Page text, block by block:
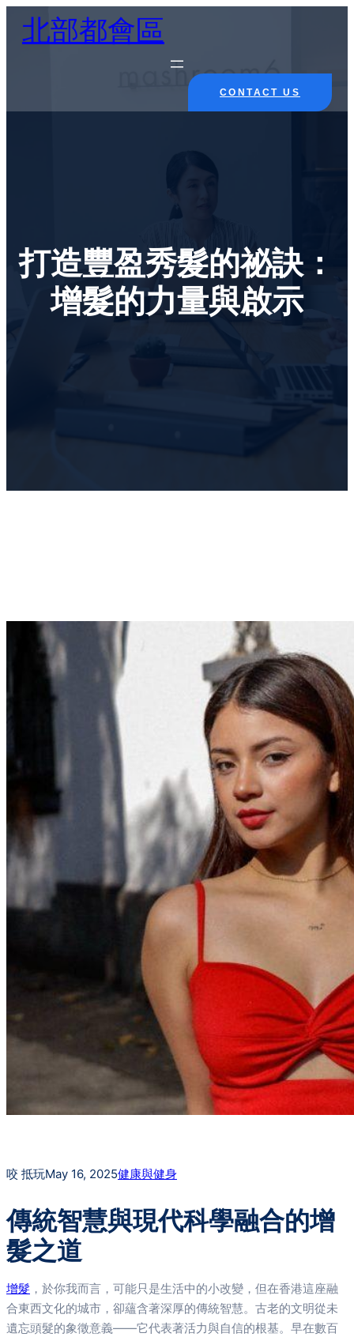
北部都會區
CONTACT US
打造豐盈秀髮的祕訣：
增髮的力量與啟示
咬 抵玩May 16, 2025健康與健身
傳統智慧與現代科學融合的增
髮之道
增髮 ，於你我而言，可能只是生活中的小改變，但在香港這座融
合東西文化的城市，卻蘊含著深厚的傳統智慧。古老的文明從未
遺忘頭髮的象徵意義——它代表著活力與自信的根基。早在數百